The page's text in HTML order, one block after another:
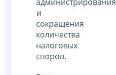
и
сокращения
количества
налоговых
споров.